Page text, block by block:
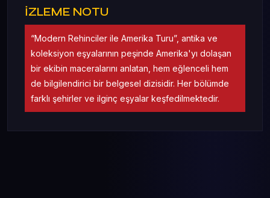
İZLEME NOTU
“Modern Rehinciler ile Amerika Turu”, antika ve
koleksiyon eşyalarının peşinde Amerika'yı dolaşan
bir ekibin maceralarını anlatan, hem eğlenceli hem
de bilgilendirici bir belgesel dizisidir. Her bölümde
farklı şehirler ve ilginç eşyalar keşfedilmektedir.